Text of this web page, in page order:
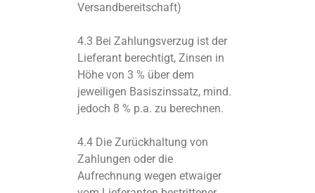
Versandbereitschaft)
4.3 Bei Zahlungsverzug ist der
Lieferant berechtigt, Zinsen in
Höhe von 3 % über dem
jeweiligen Basiszinssatz, mind.
jedoch 8 % p.a. zu berechnen.
4.4 Die Zurückhaltung von
Zahlungen oder die
Aufrechnung wegen etwaiger